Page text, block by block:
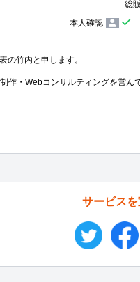
総
本人確認
の竹内と申します。
作・Webコンサルティングを営ん
サービスを